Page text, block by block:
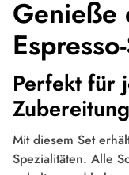
Genieße
Perfekt für
Mit diesem Set
Spezialitäten. Alle